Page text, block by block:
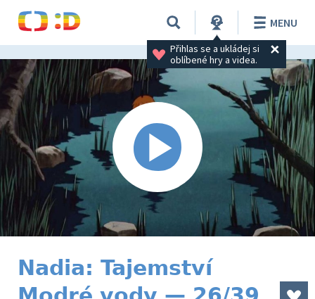
Přihlas se a ukládej si
oblíbené hry a videa.
MENU
Nadia: Tajemství